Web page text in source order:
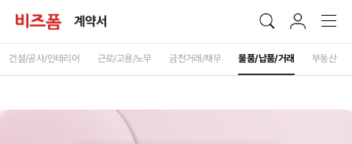
계약서
건설/공사/인테리어 근로/고용/노무 금전거래/채무 물품/납품/거래 부동산